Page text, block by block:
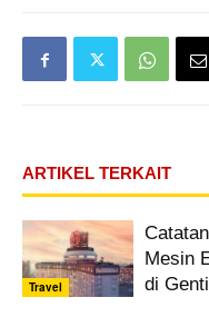
ARTIKEL TERKAIT
Travel
Mesin
di